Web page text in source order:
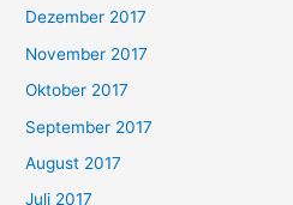
Dezember 2017
November 2017
Oktober 2017
September 2017
August 2017
Juli 2017